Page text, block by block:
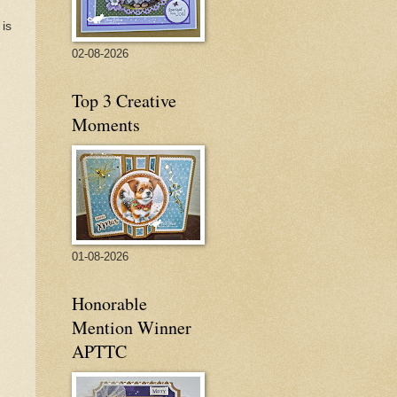
is
02-08-2026
Top 3 Creative
Moments
01-08-2026
Honorable
Mention Winner
APTTC